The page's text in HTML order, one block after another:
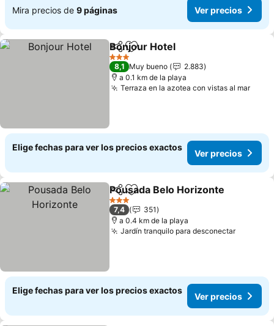
Mira precios de 9 páginas Ver precios
CompartirAgregar a favoritos
Bonjour Hotel
3 Estrellas
8,1 Muy bueno
2.883
a 0.1 km de la playa
Terraza en la azotea con vistas al marVer
Elige fechas para ver los precios exactos
Ver precios
CompartirAgregar a favoritos
Pousada Belo Horizonte
3 Estrellas
7,4
351
a 0.4 km de la playa
Jardín tranquilo para desconectarVer
Elige fechas para ver los precios exactos
Ver precios